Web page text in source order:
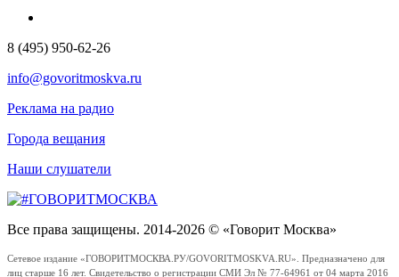
8 (495) 950-62-26
info@govoritmoskva.ru
Реклама на радио
Города вещания
Наши слушатели
Все права защищены. 2014-2026 © «Говорит Москва»
Сетевое издание «ГОВОРИТМОСКВА.РУ/GOVORITMOSKVA.RU». Предназначено для
лиц старше 16 лет. Свидетельство о регистрации СМИ Эл № 77-64961 от 04 марта 2016